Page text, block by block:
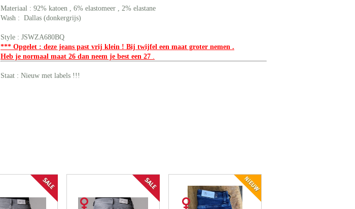
Materiaal : 92% katoen , 6% elastomeer , 2% elastane
Wash : Dallas (donkergrijs)
Style : JSWZA680BQ
*** Opgelet : deze jeans past vrij klein ! Bij twijfel een maat groter nemen .
Heb je normaal maat 26 dan neem je best een 27 .
Staat : Nieuw met labels !!!